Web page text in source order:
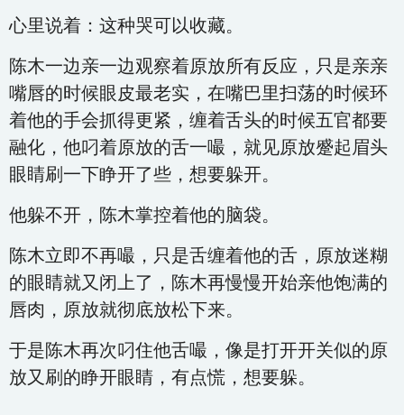
心里说着：这种哭可以收藏。
陈木一边亲一边观察着原放所有反应，只是亲亲
嘴唇的时候眼皮最老实，在嘴巴里扫荡的时候环
着他的手会抓得更紧，缠着舌头的时候五官都要
融化，他叼着原放的舌一嘬，就见原放蹙起眉头
眼睛刷一下睁开了些，想要躲开。
他躲不开，陈木掌控着他的脑袋。
陈木立即不再嘬，只是舌缠着他的舌，原放迷糊
的眼睛就又闭上了，陈木再慢慢开始亲他饱满的
唇肉，原放就彻底放松下来。
于是陈木再次叼住他舌嘬，像是打开开关似的原
放又刷的睁开眼睛，有点慌，想要躲。